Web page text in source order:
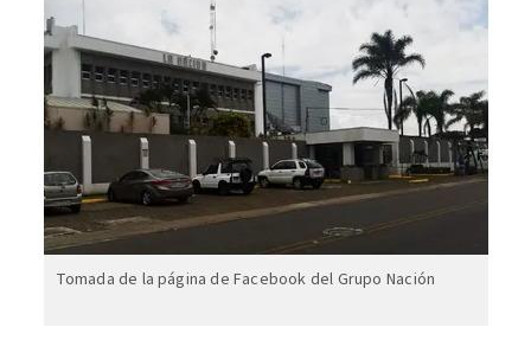
Tomada de la página de Facebook del Grupo Nación